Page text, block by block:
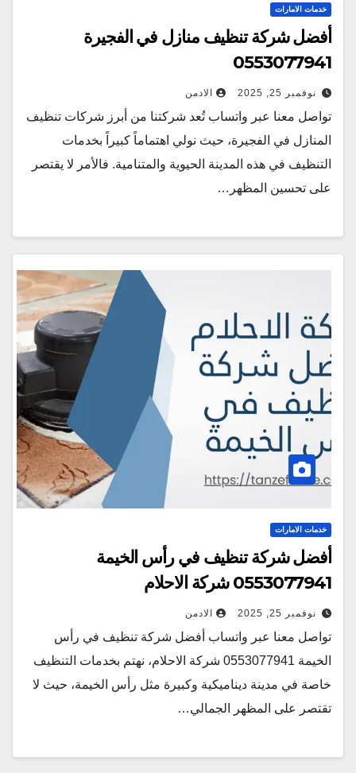
خدمات الامارات
أفضل شركة تنظيف منازل في الفجيرة
0553077941
نوفمبر 25, 2025 الادمن
تواصل معنا عبر واتساب تُعد شركتنا من أبرز شركات تنظيف
المنازل في الفجيرة، حيث نولي اهتماماً كبيراً بخدمات
التنظيف في هذه المدينة الحيوية والمتنامية. فالأمر لا يقتصر
على تحسين المظهر…
خدمات الامارات
أفضل شركة تنظيف في رأس الخيمة
0553077941 شركة الاحلام
نوفمبر 25, 2025 الادمن
تواصل معنا عبر واتساب أفضل شركة تنظيف في رأس
الخيمة 0553077941 شركة الاحلام، نهتم بخدمات التنظيف
خاصة في مدينة ديناميكية وكبيرة مثل رأس الخيمة، حيث لا
تقتصر على المظهر الجمالي…